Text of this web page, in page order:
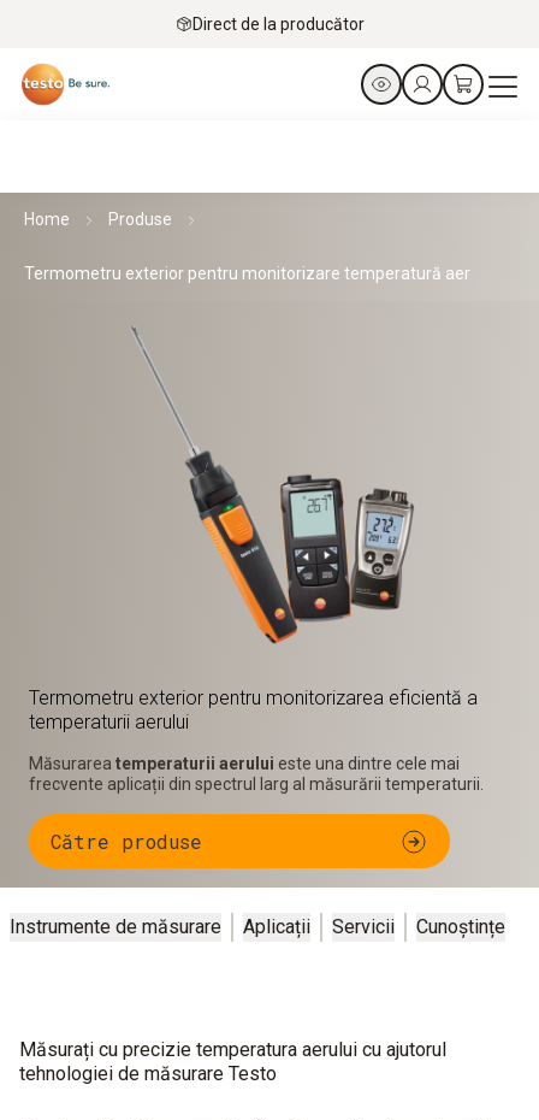
Direct de la producător
Home Produse
Termometru exterior pentru monitorizare temperatură aer
Termometru exterior pentru monitorizarea eficientă a
temperaturii aerului
Măsurarea temperaturii aerului este una dintre cele mai
frecvente aplicații din spectrul larg al măsurării temperaturii.
Către produse
Instrumente de măsurare Aplicații Servicii Cunoștințe
Măsurați cu precizie temperatura aerului cu ajutorul
tehnologiei de măsurare Testo